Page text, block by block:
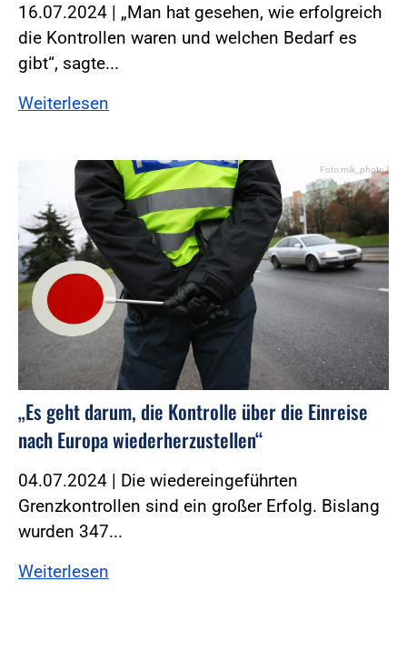
16.07.2024 | „Man hat gesehen, wie erfolgreich
die Kontrollen waren und welchen Bedarf es
gibt“, sagte...
Weiterlesen
Foto:mik_photo
„Es geht darum, die Kontrolle über die Einreise
nach Europa wiederherzustellen“
04.07.2024 | Die wiedereingeführten
Grenzkontrollen sind ein großer Erfolg. Bislang
wurden 347...
Weiterlesen